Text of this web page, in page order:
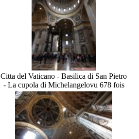
Citta del Vaticano - Basilica di San Pietro
- La cupola di Michelangelovu 678 fois